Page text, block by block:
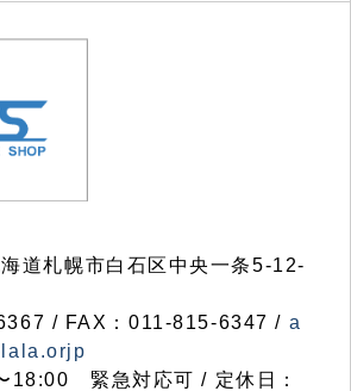
道札幌市白石区中央一条5-12-
/ FAX：011-815-6347 / a
18:00 緊急対応可 / 定休日：